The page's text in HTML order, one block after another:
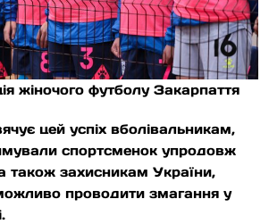
жіночого футболу Закарпаття
цей успіх вболівальникам,
спортсменок упродовж
також захисникам України,
проводити змагання у